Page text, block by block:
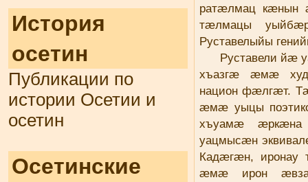
История
осетин
Публикации по
истории Осетии и
осетин
Осетинские
ратæлмац
тæлмацы
Руставелыйы
Руставели йæ
хъазгæ æмæ
национ фæлгæт.
æмæ уыцы
хъуамæ æркæна
уацмысæн
Кадæгæн,
æмæ ирон